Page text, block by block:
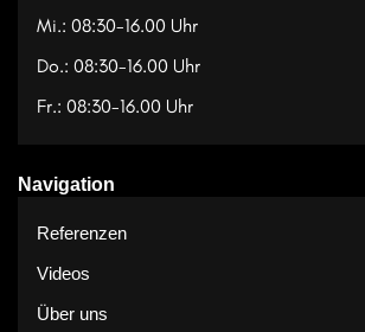
Mi.: 08:30-16.00 Uhr
Do.: 08:30-16.00 Uhr
Fr.: 08:30-16.00 Uhr
Navigation
Referenzen
Videos
Über uns